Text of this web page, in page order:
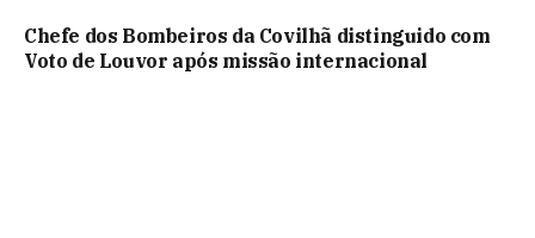
Chefe dos Bombeiros da Covilhã distinguido com
Voto de Louvor após missão internacional